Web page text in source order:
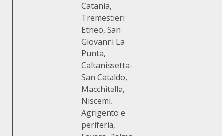
Catania,
Tremestieri
Etneo, San
Giovanni La
Punta,
Caltanissetta-
San Cataldo,
Macchitella,
Niscemi,
Agrigento e
periferia,